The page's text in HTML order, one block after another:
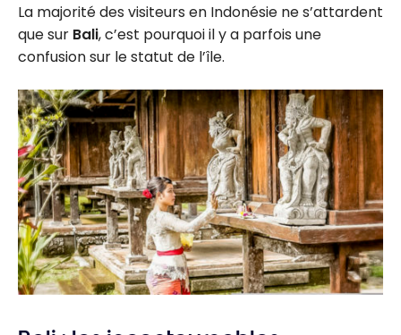
La majorité des visiteurs en Indonésie ne s’attardent
que sur Bali, c’est pourquoi il y a parfois une
confusion sur le statut de l’île.